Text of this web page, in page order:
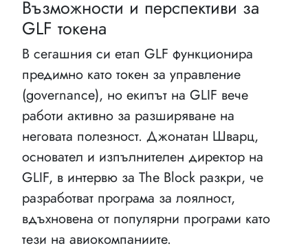
Възможности и перспективи за
GLF токена
В сегашния си етап GLF функционира
предимно като токен за управление
(governance), но екипът на GLIF вече
работи активно за разширяване на
неговата полезност. Джонатан Шварц,
основател и изпълнителен директор на
GLIF, в интервю за The Block разкри, че
разработват програма за лоялност,
вдъхновена от популярни програми като
тези на авиокомпаниите.